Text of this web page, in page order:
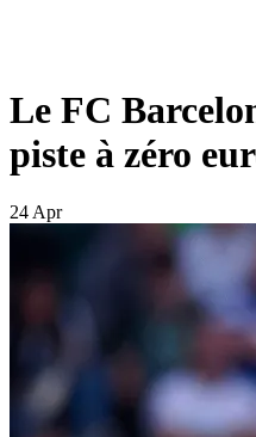
Le FC
piste à zéro
24 Apr